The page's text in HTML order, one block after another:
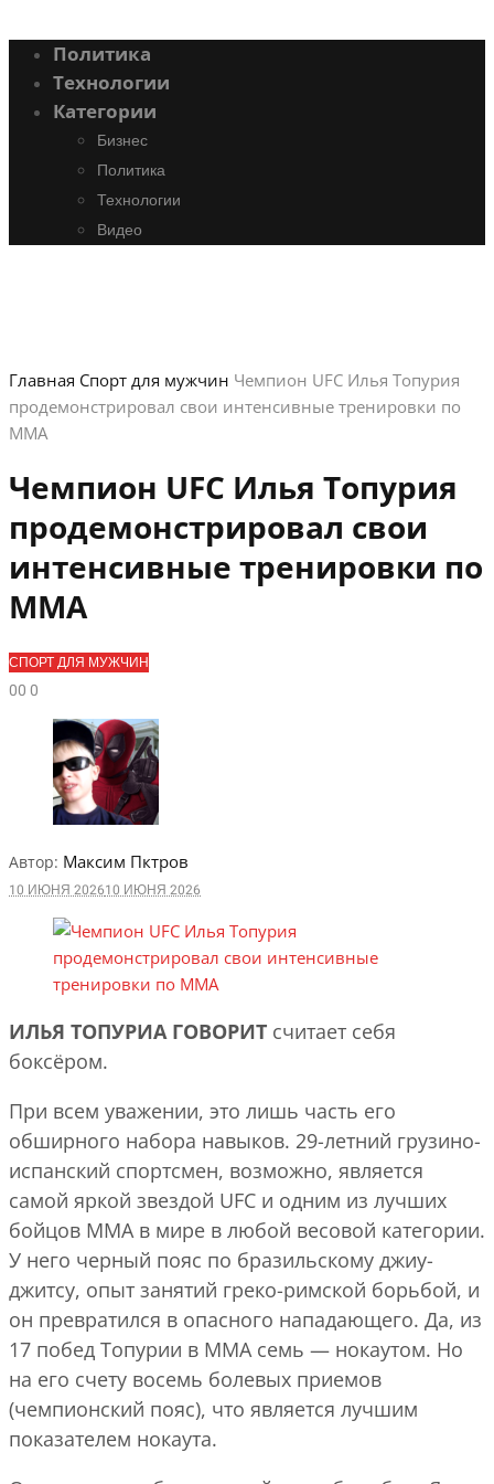
Политика
Технологии
Категории
Бизнес
Политика
Технологии
Видео
Главная Спорт для мужчин Чемпион UFC Илья Топурия
продемонстрировал свои интенсивные тренировки по
ММА
Чемпион UFC Илья Топурия
продемонстрировал свои
интенсивные тренировки по
ММА
СПОРТ ДЛЯ МУЖЧИН
000
Автор: Максим Пктров
10 ИЮНЯ 202610 ИЮНЯ 2026
ИЛЬЯ ТОПУРИА ГОВОРИТ считает себя
боксёром.
При всем уважении, это лишь часть его
обширного набора навыков. 29-летний грузино-
испанский спортсмен, возможно, является
самой яркой звездой UFC и одним из лучших
бойцов ММА в мире в любой весовой категории.
У него черный пояс по бразильскому джиу-
джитсу, опыт занятий греко-римской борьбой, и
он превратился в опасного нападающего. Да, из
17 побед Топурии в ММА семь — нокаутом. Но
на его счету восемь болевых приемов
(чемпионский пояс), что является лучшим
показателем нокаута.